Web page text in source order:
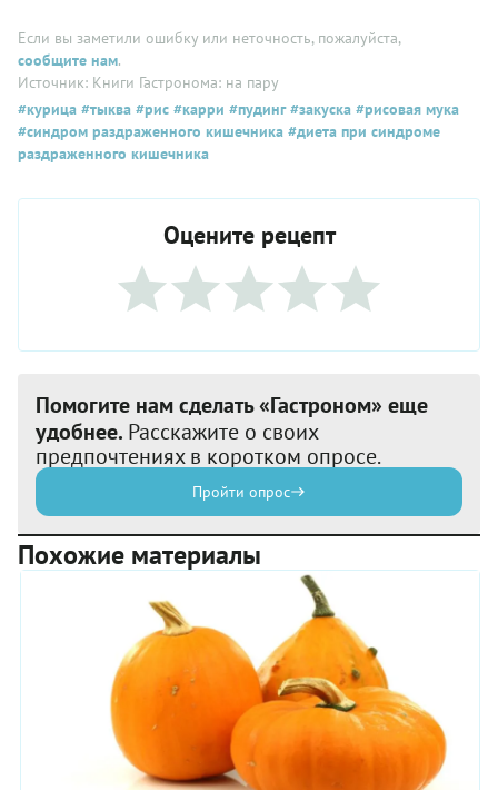
Если вы заметили ошибку или неточность, пожалуйста,
сообщите нам.
Источник: Книги Гастронома: на пару
#курица #тыква #рис #карри #пудинг#закуска #рисовая мука
#синдром раздраженного кишечника #диета при синдроме
раздраженного кишечника
Оцените рецепт
Помогите нам сделать «Гастроном» еще
удобнее. Расскажите о своих
предпочтениях в коротком опросе.
Пройти опрос
Похожие материалы